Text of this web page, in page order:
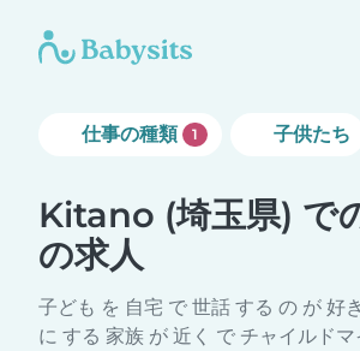
仕事の種類 1 子供たち
Kitano (埼玉県) で
の求人
子ども を 自宅 で 世話 する の が 好
に する 家族 が 近く で チャイルド